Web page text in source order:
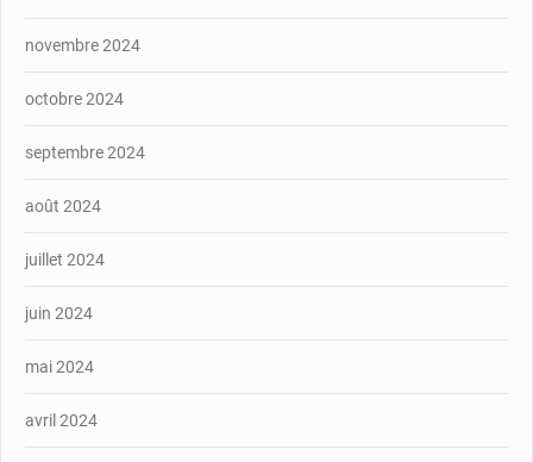
novembre 2024
octobre 2024
septembre 2024
août 2024
juillet 2024
juin 2024
mai 2024
avril 2024